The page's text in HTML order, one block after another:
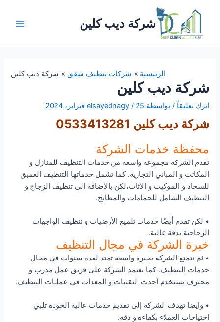
شركة ديب كلين
الرئيسية شركات تنظيف شقق شركة ديب كلين
شركة ديب كلين
اترك تعليقاً / بواسطة elsayednagy / 25 فبراير، 2024
شركة ديب كلين 0533413281
محفظة خدمات الشركة
تقدم الشركة مجموعة واسعة من خدمات التنظيف للمنازل و
المكاتب و المباني التجارية. كما تشمل خدماتها التنظيف العميق
للسجاد و الموكيت و الأثاث،لكن بالإضافة إلى تنظيف الزجاج و
التنظيف الشامل للحمامات والمطابخ.
• لكن تقدم أيضًا خدمات تلميع الأرضيات و تنظيف الواجهات
الزجاجية بدقة عالية.
خبرة الشركة في مجال التنظيف
• ثم تتمتع الشركة بخبرة واسعة تمتد لعدة سنوات في مجال
خدمات التنظيف. كما تعتمد الشركة على فريق عمل مدرب و
محترف يستخدم أحدث التقنيات و المعدات في عمليات التنظيف.
• وايضا تهدف الشركة إلى تقديم خدمات عالية الجودة تلبي
احتياجات العملاء بكفاءة و دقة.